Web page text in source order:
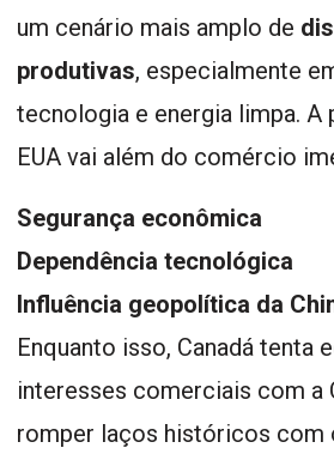
um cenário mais amplo de
produtivas, especialmente
tecnologia e energia limpa. A
EUA vai além do comércio
Segurança econômica
Dependência tecnológica
Influência geopolítica da
Enquanto isso, Canadá tenta
interesses comerciais com a
romper laços históricos com